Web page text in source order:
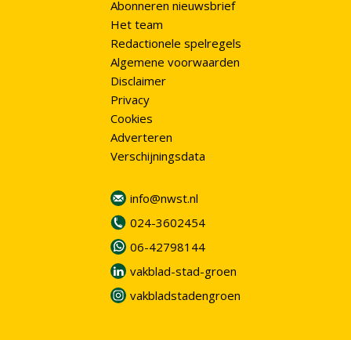
Abonneren nieuwsbrief
Het team
Redactionele spelregels
Algemene voorwaarden
Disclaimer
Privacy
Cookies
Adverteren
Verschijningsdata
info@nwst.nl
024-3602454
06-42798144
vakblad-stad-groen
vakbladstadengroen